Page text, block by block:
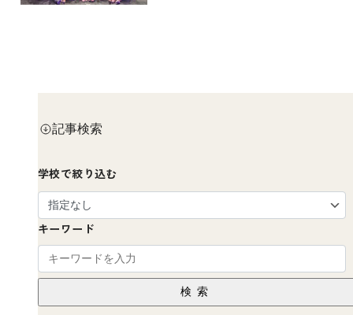
記事検索
学校で絞り込む
キーワード
検索